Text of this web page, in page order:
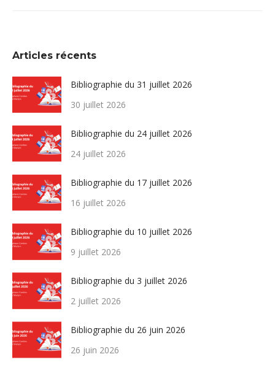
Articles récents
Bibliographie du 31 juillet 2026
30 juillet 2026
Bibliographie du 24 juillet 2026
24 juillet 2026
Bibliographie du 17 juillet 2026
16 juillet 2026
Bibliographie du 10 juillet 2026
9 juillet 2026
Bibliographie du 3 juillet 2026
2 juillet 2026
Bibliographie du 26 juin 2026
26 juin 2026